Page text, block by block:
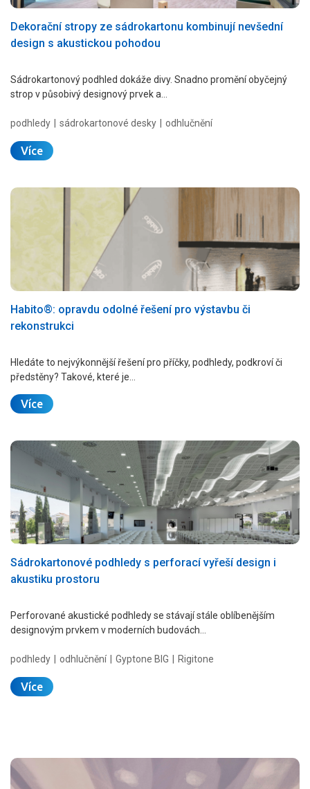
Dekorační stropy ze sádrokartonu kombinují nevšední
design s akustickou pohodou
Sádrokartonový podhled dokáže divy. Snadno promění obyčejný
strop v působivý designový prvek a…
podhledy sádrokartonové desky odhlučnění
Více
Habito®: opravdu odolné řešení pro výstavbu či
rekonstrukci
Hledáte to nejvýkonnější řešení pro příčky, podhledy, podkroví či
předstěny? Takové, které je…
Více
Sádrokartonové podhledy s perforací vyřeší design i
akustiku prostoru
Perforované akustické podhledy se stávají stále oblíbenějším
designovým prvkem v moderních budovách…
podhledy odhlučnění Gyptone BIG Rigitone
Více